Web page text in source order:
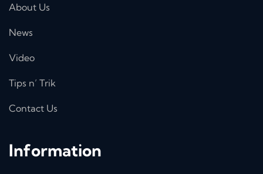
About Us
News
Video
Tips n’ Trik
Contact Us
Information